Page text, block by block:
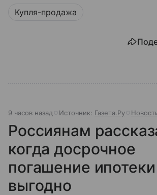
Купля-продажа
9 часов назад Источник: Газета.Ру
Россиянам
когда досрочное
погашение ипотеки
выгодно